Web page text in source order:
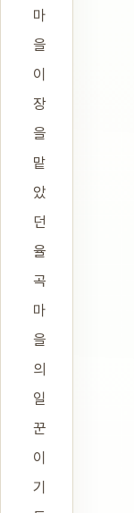
마
을
이
장
을
맡
았
던
율
곡
마
을
의
일
꾼
이
기